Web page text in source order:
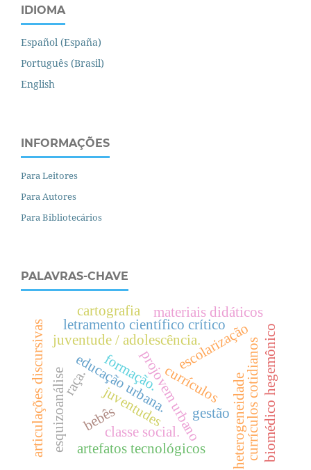
IDIOMA
Español (España)
Português (Brasil)
English
INFORMAÇÕES
Para Leitores
Para Autores
Para Bibliotecários
PALAVRAS-CHAVE
currículos
projovem urbano
juventude / adolescência.
e
d
u
c
a
ç
ã
o
u
r
b
a
n
a
.
classe social.
raça.
gestão
juventudes
escolarização
heterogeneidade
letramento científico crítico
materiais didáticos
currículos cotidianos
artefatos tecnológicos
esquizoanálise formação.
bebês
cartografia
articulações discursivas biomédico hegemônico